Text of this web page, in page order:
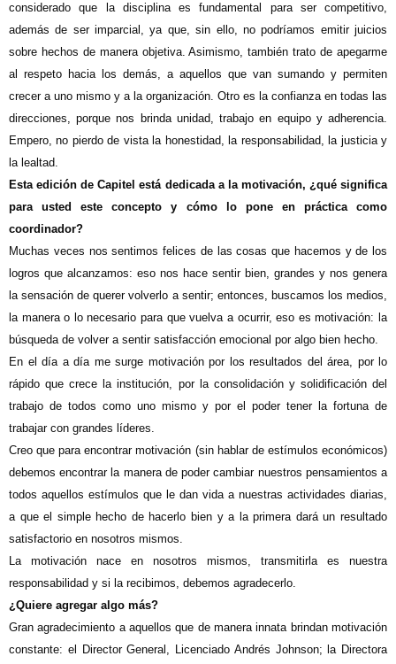
considerado que la disciplina es fundamental para ser competitivo,
además de ser imparcial, ya que, sin ello, no podríamos emitir juicios
sobre hechos de manera objetiva. Asimismo, también trato de apegarme
al respeto hacia los demás, a aquellos que van sumando y permiten
crecer a uno mismo y a la organización. Otro es la confianza en todas las
direcciones, porque nos brinda unidad, trabajo en equipo y adherencia.
Empero, no pierdo de vista la honestidad, la responsabilidad, la justicia y
la lealtad.
Esta edición de Capitel está dedicada a la motivación, ¿qué significa
para usted este concepto y cómo lo pone en práctica como
coordinador?
Muchas veces nos sentimos felices de las cosas que hacemos y de los
logros que alcanzamos: eso nos hace sentir bien, grandes y nos genera
la sensación de querer volverlo a sentir; entonces, buscamos los medios,
la manera o lo necesario para que vuelva a ocurrir, eso es motivación: la
búsqueda de volver a sentir satisfacción emocional por algo bien hecho.
En el día a día me surge motivación por los resultados del área, por lo
rápido que crece la institución, por la consolidación y solidificación del
trabajo de todos como uno mismo y por el poder tener la fortuna de
trabajar con grandes líderes.
Creo que para encontrar motivación (sin hablar de estímulos económicos)
debemos encontrar la manera de poder cambiar nuestros pensamientos a
todos aquellos estímulos que le dan vida a nuestras actividades diarias,
a que el simple hecho de hacerlo bien y a la primera dará un resultado
satisfactorio en nosotros mismos.
La motivación nace en nosotros mismos, transmitirla es nuestra
responsabilidad y si la recibimos, debemos agradecerlo.
¿Quiere agregar algo más?
Gran agradecimiento a aquellos que de manera innata brindan motivación
constante: el Director General, Licenciado Andrés Johnson; la Directora